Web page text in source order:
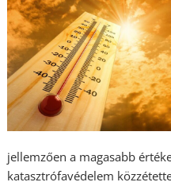
jellemzően a magasabb
katasztrófavédelem